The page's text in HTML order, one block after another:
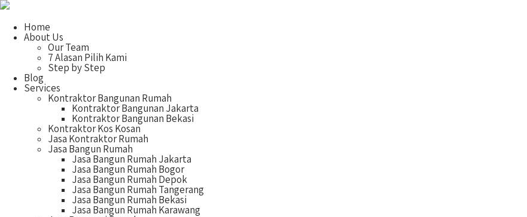
Home
About Us
Our Team
7 Alasan Pilih Kami
Step by Step
Blog
Services
Kontraktor Bangunan Rumah
Kontraktor Bangunan Jakarta
Kontraktor Bangunan Bekasi
Kontraktor Kos Kosan
Jasa Kontraktor Rumah
Jasa Bangun Rumah
Jasa Bangun Rumah Jakarta
Jasa Bangun Rumah Bogor
Jasa Bangun Rumah Depok
Jasa Bangun Rumah Tangerang
Jasa Bangun Rumah Bekasi
Jasa Bangun Rumah Karawang